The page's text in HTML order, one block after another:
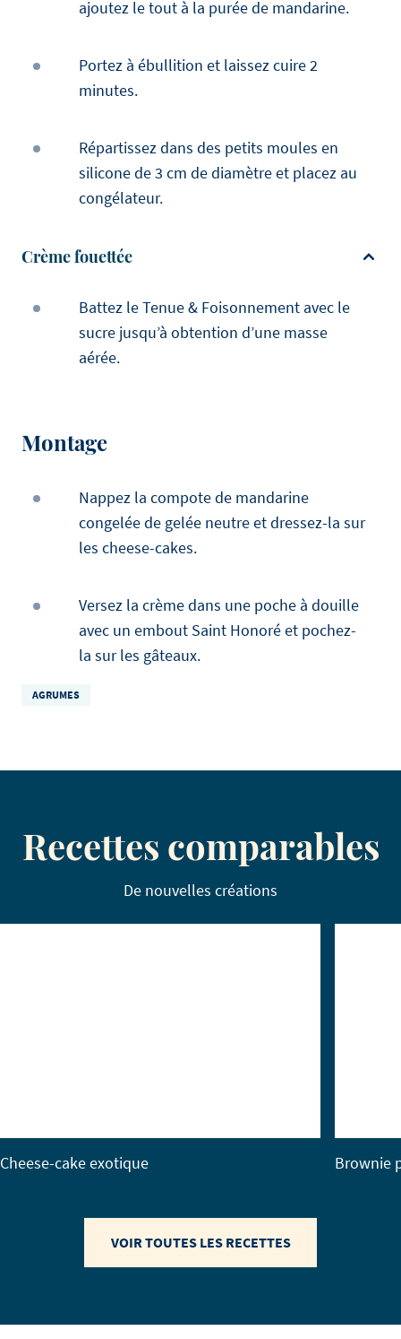
ajoutez le tout à la purée de mandarine.
Portez à ébullition et laissez cuire 2
minutes.
Répartissez dans des petits moules en
silicone de 3 cm de diamètre et placez au
congélateur.
Crème fouettée
Battez le Tenue & Foisonnement avec le
sucre jusqu’à obtention d’une masse
aérée.
Montage
Nappez la compote de mandarine
congelée de gelée neutre et dressez-la sur
les cheese-cakes.
Versez la crème dans une poche à douille
avec un embout Saint Honoré et pochez-
la sur les gâteaux.
AGRUMES
Recettes comparables
De nouvelles créations
Cheese-cake exotique Brownie
VOIR TOUTES LES RECETTES